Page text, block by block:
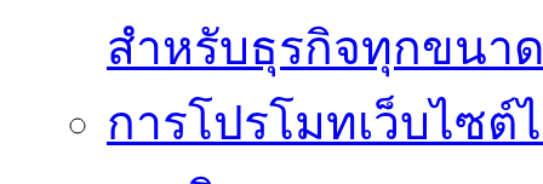
สำหรับธุรกิจทุกขนาด
การโปรโมทเว็บไซต์